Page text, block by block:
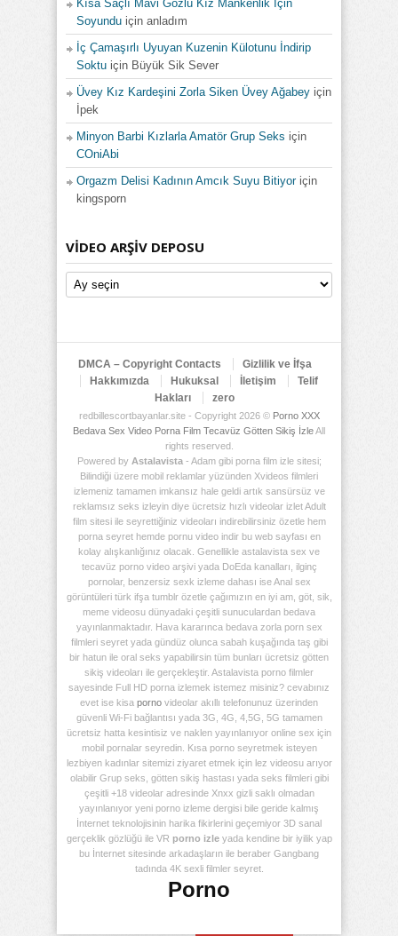
Kısa Saçlı Mavi Gözlü Kız Mankenlik İçin
Soyundu için anladım
İç Çamaşırlı Uyuyan Kuzenin Külotunu İndirip
Soktu için Büyük Sik Sever
Üvey Kız Kardeşini Zorla Siken Üvey Ağabey için
İpek
Minyon Barbi Kızlarla Amatör Grup Seks için
COniAbi
Orgazm Delisi Kadının Amcık Suyu Bitiyoriçin
kingsporn
VIDEO ARŞIV DEPOSU
Video
Arşiv
DMCA – Copyright Contacts
Gizlilik ve İfşa
Hakkımızda
Hukuksal İletişim
Telif
Hakları
zero
redbillescortbayanlar.site - Copyright 2026 © Porno XXX
Bedava Sex Video Porna Film Tecavüz Götten Sikiş İzleAll
rights reserved.
Powered by Astalavista- Adam gibi porna film izle sitesi;
Bilindiği üzere mobil reklamlar yüzünden Xvideos filmleri
izlemeniz tamamen imkansız hale geldi artık sansürsüz ve
reklamsız seks izleyin diye ücretsiz hızlı videolar izlet Adult
film sitesi ile seyrettiğiniz videoları indirebilirsiniz özetle hem
porna seyret hemde pornu video indir bu web sayfası en
kolay alışkanlığınız olacak. Genellikle astalavista sex ve
tecavüz porno video arşivi yada DoEda kanalları, ilginç
pornolar, benzersiz sexk izleme dahası ise Anal sex
görüntüleri türk ifşa tumblr özetle çağımızın en iyi am, göt, sik,
meme videosu dünyadaki çeşitli sunuculardan bedava
yayınlanmaktadır. Hava kararınca bedava zorla porn sex
filmleri seyret yada gündüz olunca sabah kuşağında taş gibi
bir hatun ile oral seks yapabilirsin tüm bunları ücretsiz götten
sikiş videoları ile gerçekleştir. Astalavista porno filmler
sayesinde Full HD porna izlemek istemez misiniz? cevabınız
evet ise kisa porno videolar akıllı telefonunuz üzerinden
güvenli Wi-Fi bağlantısı yada 3G, 4G, 4,5G, 5G tamamen
ücretsiz hatta kesintisiz ve naklen yayınlanıyor online sex için
mobil pornalar seyredin. Kısa porno seyretmek isteyen
lezbiyen kadınlar sitemizi ziyaret etmek için lez videosu arıyor
olabilir Grup seks, götten sikiş hastası yada seks filmleri gibi
çeşitli +18 videolar adresinde Xnxx gizli saklı olmadan
yayınlanıyor yeni porno izleme dergisi bile geride kalmış
İnternet teknolojisinin harika fikirlerini geçemiyor 3D sanal
gerçeklik gözlüğü ile VR porno izleyada kendine bir iyilik yap
bu İnternet sitesinde arkadaşların ile beraber Gangbang
tadında 4K sexli filmler seyret.
Porno